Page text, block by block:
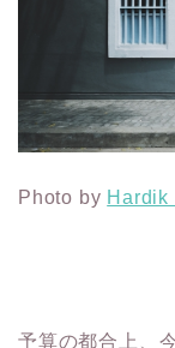
Photo by Hardik
予算の都合上、